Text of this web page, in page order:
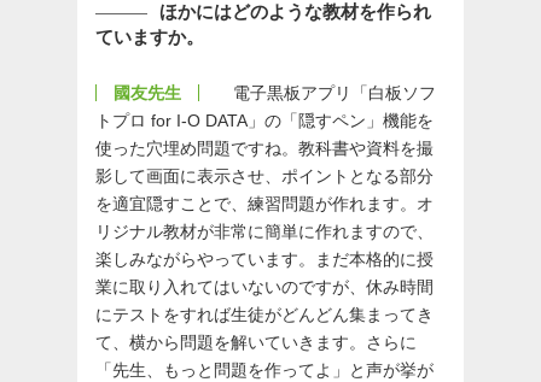
ほかにはどのような教材を作られ
ていますか。
國友先生
電子黒板アプリ「白板ソフ
トプロ for I-O DATA」の「隠すペン」機能を
使った穴埋め問題ですね。教科書や資料を撮
影して画面に表示させ、ポイントとなる部分
を適宜隠すことで、練習問題が作れます。オ
リジナル教材が非常に簡単に作れますので、
楽しみながらやっています。まだ本格的に授
業に取り入れてはいないのですが、休み時間
にテストをすれば生徒がどんどん集まってき
て、横から問題を解いていきます。さらに
「先生、もっと問題を作ってよ」と声が挙が